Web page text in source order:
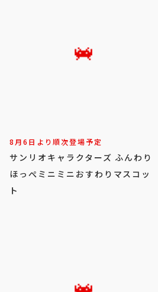
8月6日より順次登場予定
サンリオキャラクターズ ふんわり
ほっぺミニミニおすわりマスコッ
ト